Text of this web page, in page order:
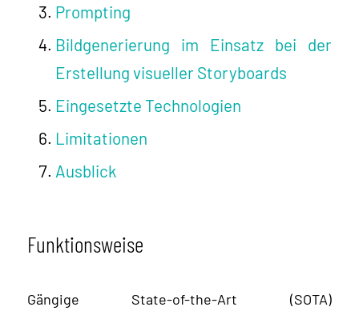
Prompting
Bildgenerierung im Einsatz bei der
Erstellung visueller Storyboards
Eingesetzte Technologien
Limitationen
Ausblick
Funktionsweise
Gängige State-of-the-Art (SOTA)